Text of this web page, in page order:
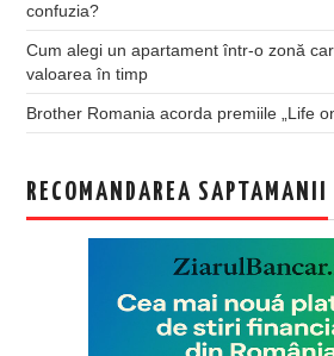
confuzia?
Cum alegi un apartament într-o zonă
valoarea în timp
Brother Romania acorda premiile „Life
RECOMANDAREA SAPTAMANII